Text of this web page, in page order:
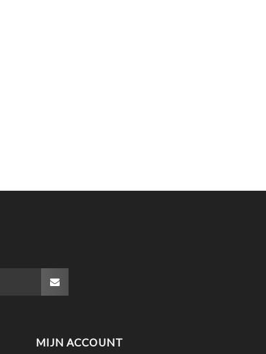
MIJN ACCOUNT